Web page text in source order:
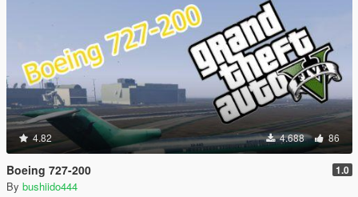
4.82 4.688 86
Boeing 727-200 1.0
By bushiido444